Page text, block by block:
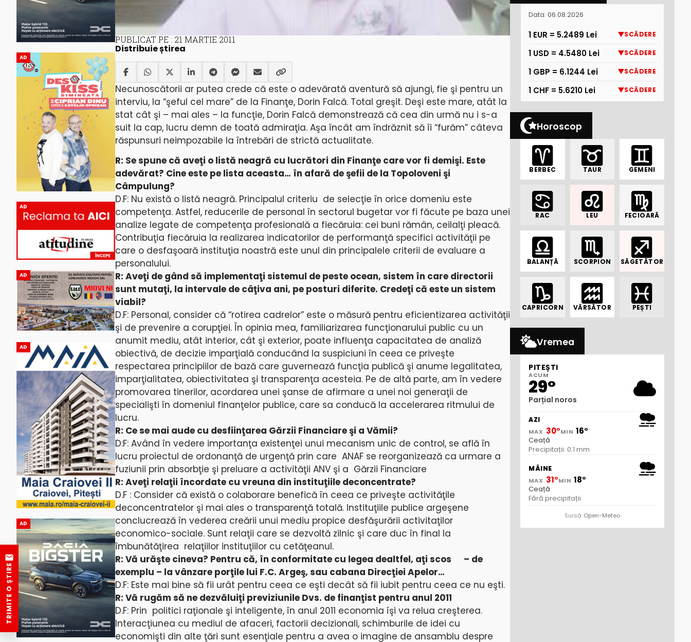
AD
AD
AD
AD
AD
PUBLICAT PE : 21 MARTIE 2011
Distribuie știrea
Necunoscătorii ar putea crede că este o adevărată aventură să ajungi, fie şi pentru un
interviu, la “şeful cel mare” de la Finanţe, Dorin Falcă. Total greşit. Deşi este mare, atât la
stat cât şi – mai ales – la funcţie, Dorin Falcă demonstrează că cea din urmă nu i s-a
suit la cap, lucru demn de toată admiraţia. Aşa încât am îndrăznit să îi “furăm” câteva
răspunsuri neimpozabile la întrebări de strictă actualitate.
R: Se spune că aveţi o listă neagră cu lucrători din Finanţe care vor fi demişi. Este
adevărat? Cine este pe lista aceasta… în afară de şefii de la Topoloveni şi
Câmpulung?
D.F: Nu există o listă neagră. Principalul criteriu de selecţie în orice domeniu este
competenţa. Astfel, reducerile de personal în sectorul bugetar vor fi făcute pe baza unei
analize legate de competenţa profesională a fiecăruia: cei buni rămân, ceilalţi pleacă.
Contribuţia fiecăruia la realizarea indicatorilor de performanţă specifici activităţii pe
care o desfaşoară instituţia noastră este unul din principalele criterii de evaluare a
personalului.
R: Aveţi de gând să implementaţi sistemul de peste ocean, sistem în care directorii
sunt mutaţi, la intervale de câţiva ani, pe posturi diferite. Credeţi că este un sistem
viabil?
D.F: Personal, consider că “rotirea cadrelor” este o măsură pentru eficientizarea activităţii
şi de prevenire a corupţiei. În opinia mea, familiarizarea funcţionarului public cu un
anumit mediu, atât interior, cât şi exterior, poate influenţa capacitatea de analiză
obiectivă, de decizie imparţială conducând la suspiciuni în ceea ce priveşte
respectarea principiilor de bază care guvernează funcţia publică şi anume legalitatea,
imparţialitatea, obiectivitatea şi transparenţa acesteia. Pe de altă parte, am în vedere
promovarea tinerilor, acordarea unei şanse de afirmare a unei noi generaţii de
specialişti în domeniul finanţelor publice, care sa conducă la accelerarea ritmului de
lucru.
R: Ce se mai aude cu desfiinţarea Gărzii Financiare şi a Vămii?
D:F: Având în vedere importanţa existenţei unui mecanism unic de control, se află în
lucru proiectul de ordonanţă de urgenţă prin care ANAF se reorganizează ca urmare a
fuziunii prin absorbţie şi preluare a activităţii ANV şi a Gărzii Financiare
R: Aveţi relaţii încordate cu vreuna din instituţiile deconcentrate?
D.F : Consider că există o colaborare benefică în ceea ce priveşte activităţile
deconcentratelor şi mai ales o transparenţă totală. Instituţiile publice argeşene
conclucrează în vederea creării unui mediu propice desfăşurării activitaţilor
economico-sociale. Sunt relaţii care se dezvoltă zilnic şi care duc în final la
îmbunătăţirea relaţiilor instituţiilor cu cetăţeanul.
R: Vă urăşte cineva? Pentru că, în conformitate cu legea dealtfel, aţi scos – de
exemplu – la vânzare porţile lui F.C. Argeş, sau cabana Direcţiei Apelor…
D.F: Este mai bine să fii urât pentru ceea ce eşti decât să fii iubit pentru ceea ce nu eşti.
R: Vă rugăm să ne dezvăluiţi previziunile Dvs. de finanţist pentru anul 2011
D.F: Prin politici raţionale şi inteligente, în anul 2011 economia îşi va relua creşterea.
Interacţiunea cu mediul de afaceri, factorii decizionali, schimburile de idei cu
economişti din alte ţări sunt esenţiale pentru a avea o imagine de ansamblu despre
Data: 06.08.2026
1 EUR = 5.2489 Lei SCĂDERE
1 USD = 4.5480 Lei SCĂDERE
1 GBP = 6.1244 Lei SCĂDERE
1 CHF = 5.6210 Lei SCĂDERE
Horoscop
BERBEC TAUR GEMENI
RAC LEU FECIOARĂ
BALANȚĂ SCORPION SĂGETĂTOR
CAPRICORN VĂRSĂTOR PEȘTI
Vremea
PITEȘTI
ACUM
29°
Parțial noros
AZI
MAX 30°MIN 16°
Ceață
Precipitații: 0.1 mm
MÂINE
MAX 31°MIN 18°
Ceață
Fără precipitații
Sursă: Open-Meteo
TRIMITE O ȘTIRE